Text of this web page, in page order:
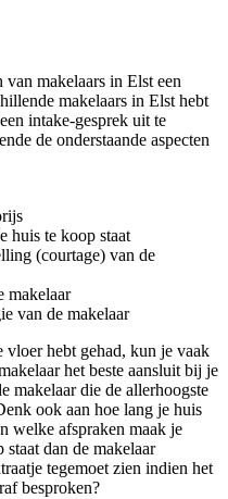
makelaars in Elst een
makelaars in Elst hebt
intake-gesprek uit te
de onderstaande aspecten
huis te koop staat
(courtage) van de
makelaar
van de makelaar
vloer hebt gehad, kun je vaak
het beste aansluit bij je
makelaar die de allerhoogste
ook aan hoe lang je huis
welke afspraken maak je
dan de makelaar
tegemoet zien indien het
besproken?